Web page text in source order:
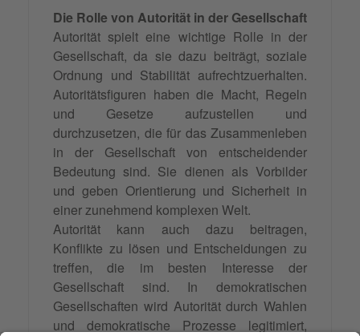
Die Rolle von Autorität in der Gesellschaft
Autorität spielt eine wichtige Rolle in der
Gesellschaft, da sie dazu beiträgt, soziale
Ordnung und Stabilität aufrechtzuerhalten.
Autoritätsfiguren haben die Macht, Regeln
und Gesetze aufzustellen und
durchzusetzen, die für das Zusammenleben
in der Gesellschaft von entscheidender
Bedeutung sind. Sie dienen als Vorbilder
und geben Orientierung und Sicherheit in
einer zunehmend komplexen Welt.
Autorität kann auch dazu beitragen,
Konflikte zu lösen und Entscheidungen zu
treffen, die im besten Interesse der
Gesellschaft sind. In demokratischen
Gesellschaften wird Autorität durch Wahlen
und demokratische Prozesse legitimiert,